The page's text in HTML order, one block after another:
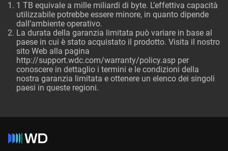
1 TB equivale a mille miliardi di byte. L’effettiva capacità
utilizzabile potrebbe essere minore, in quanto dipende
dall’ambiente operativo.
La durata della garanzia limitata può variare in base al
paese in cui è stato acquistato il prodotto. Visita il nostro
sito Web alla pagina
http://support.wdc.com/warranty/policy.asp per
conoscere in dettaglio i termini e le condizioni della
nostra garanzia limitata e ottenere un elenco dei singoli
paesi in queste regioni.